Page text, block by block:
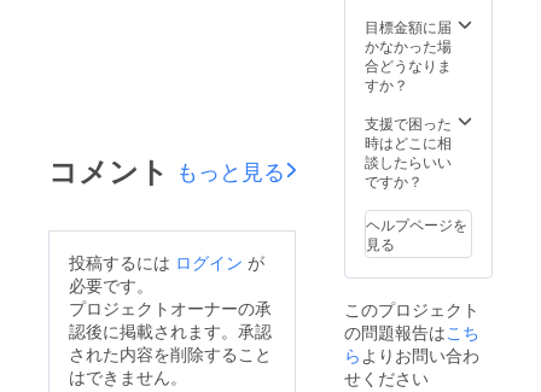
コメント もっと見る
投稿するには ログイン が
必要です。
プロジェクトオーナーの承
認後に掲載されます。承認
された内容を削除すること
はできません。
目標金額に届
かなかった場
合どうなりま
すか？
支援で困った
時はどこに相
談したらいい
ですか？
ヘルプページを
見る
このプロジェクト
の問題報告はこち
らよりお問い合わ
せください